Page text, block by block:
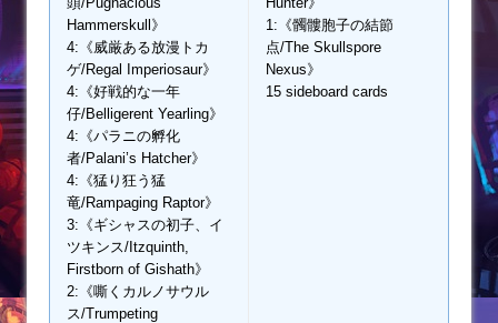
Hammerskull》
4:《威厳ある放漫トカ
ゲ/Regal Imperiosaur》
4:《好戦的な一年
仔/Belligerent Yearling》
4:《パラニの孵化
者/Palani’s Hatcher》
4:《猛り狂う猛
竜/Rampaging Raptor》
3:《ギシャスの初子、イ
ツキンス/Itzquinth,
Firstborn of Gishath》
2:《嘶くカルノサウル
ス/Trumpeting
1:《髑髏胞子の結節
点/The Skullspore
Nexus》
15 sideboard cards